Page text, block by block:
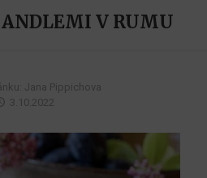
V RUMU
Jana Pippichova
3.10.2022